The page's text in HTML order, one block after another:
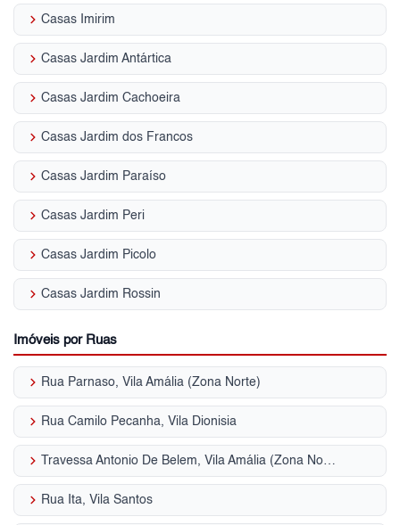
keyboard_arrow_right Casas Imirim
keyboard_arrow_right Casas Jardim Antártica
keyboard_arrow_right Casas Jardim Cachoeira
keyboard_arrow_right Casas Jardim dos Francos
keyboard_arrow_right Casas Jardim Paraíso
keyboard_arrow_right Casas Jardim Peri
keyboard_arrow_right Casas Jardim Picolo
keyboard_arrow_right Casas Jardim Rossin
Imóveis por Ruas
keyboard_arrow_right Rua Parnaso, Vila Amália (Zona Norte)
keyboard_arrow_right Rua Camilo Pecanha, Vila Dionisia
keyboard_arrow_right Travessa Antonio De Belem, Vila Amália (Zona Norte)
keyboard_arrow_right Rua Ita, Vila Santos